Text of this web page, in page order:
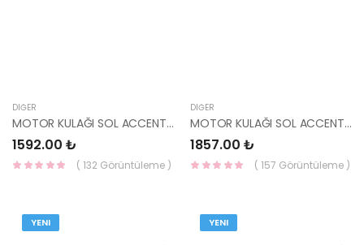
DIĞER
MOTOR KULAĞI SOL ACCENT 95-00 OTOMATİK 21830-22400 HMC
1592.00 ₺
( 132 Görüntüleme )
DIĞER
MOTOR KULAĞI SOL ACCENT 95-00 21830-22200 HMC
1857.00 ₺
( 157 Görüntüleme )
YENI YENI